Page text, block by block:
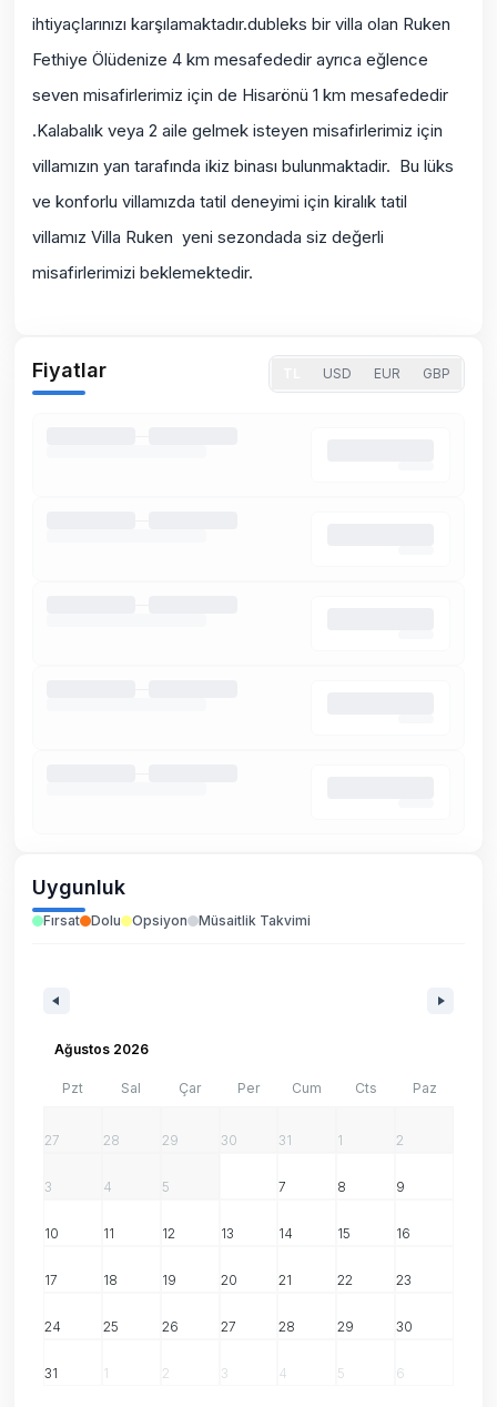
ihtiyaçlarınızı karşılamaktadır.dubleks bir villa olan Ruken
Fethiye Ölüdenize 4 km mesafededir ayrıca eğlence
seven misafirlerimiz için de Hisarönü 1 km mesafededir
.Kalabalık veya 2 aile gelmek isteyen misafirlerimiz için
villamızın yan tarafında ikiz binası bulunmaktadir. Bu lüks
ve konforlu villamızda tatil deneyimi için kiralık tatil
villamız Villa Ruken yeni sezondada siz değerli
misafirlerimizi beklemektedir.
Fiyatlar USD EUR GBP
Uygunluk
Fırsat Dolu Opsiyon Müsaitlik Takvimi
Ağustos 2026
Pzt Sal Çar Per Cum Cts Paz
27 28 29 30 31 1 2
3 4 5 7 8 9
10 11 12 13 14 15 16
17 18 19 20 21 22 23
24 25 26 27 28 29 30
31 1 2 3 4 5 6